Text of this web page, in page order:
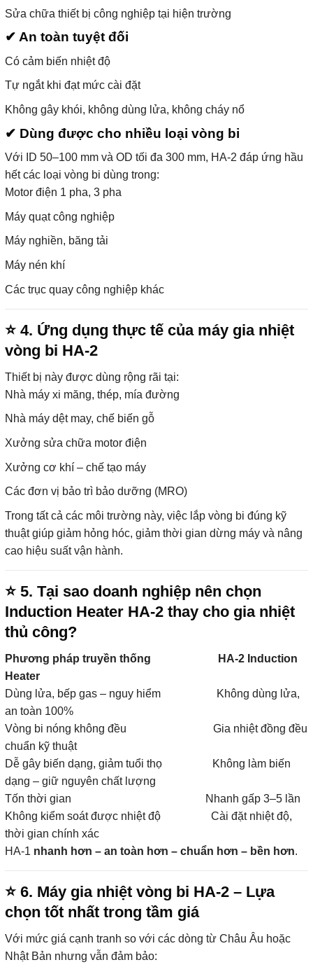
Sửa chữa thiết bị công nghiệp tại hiện trường
✔ An toàn tuyệt đối
Có cảm biến nhiệt độ
Tự ngắt khi đạt mức cài đặt
Không gây khói, không dùng lửa, không cháy nổ
✔ Dùng được cho nhiều loại vòng bi
Với ID 50–100 mm và OD tối đa 300 mm, HA-2 đáp ứng hầu
hết các loại vòng bi dùng trong:
Motor điện 1 pha, 3 pha
Máy quạt công nghiệp
Máy nghiền, băng tải
Máy nén khí
Các trục quay công nghiệp khác
⭐ 4. Ứng dụng thực tế của máy gia nhiệt
vòng bi HA-2
Thiết bị này được dùng rộng rãi tại:
Nhà máy xi măng, thép, mía đường
Nhà máy dệt may, chế biến gỗ
Xưởng sửa chữa motor điện
Xưởng cơ khí – chế tạo máy
Các đơn vị bảo trì bảo dưỡng (MRO)
Trong tất cả các môi trường này, việc lắp vòng bi đúng kỹ
thuật giúp giảm hỏng hóc, giảm thời gian dừng máy và nâng
cao hiệu suất vận hành.
⭐ 5. Tại sao doanh nghiệp nên chọn
Induction Heater HA-2 thay cho gia nhiệt
thủ công?
Phương pháp truyền thống HA-2 Induction
Heater
Dùng lửa, bếp gas – nguy hiểm Không dùng lửa,
an toàn 100%
Vòng bi nóng không đều Gia nhiệt đồng đều
chuẩn kỹ thuật
Dễ gây biến dạng, giảm tuổi thọ Không làm biến
dạng – giữ nguyên chất lượng
Tốn thời gian Nhanh gấp 3–5 lần
Không kiểm soát được nhiệt độ Cài đặt nhiệt độ,
thời gian chính xác
HA-1 nhanh hơn – an toàn hơn – chuẩn hơn – bền hơn.
⭐ 6. Máy gia nhiệt vòng bi HA-2 – Lựa
chọn tốt nhất trong tầm giá
Với mức giá cạnh tranh so với các dòng từ Châu Âu hoặc
Nhật Bản nhưng vẫn đảm bảo: